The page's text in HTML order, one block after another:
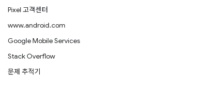
Pixel 고객센터
www.android.com
Google Mobile Services
Stack Overflow
문제 추적기